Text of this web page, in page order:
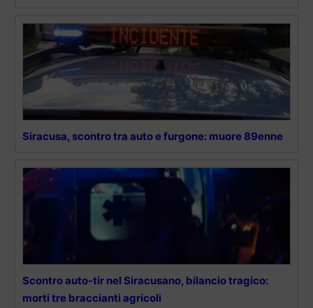
Siracusa, scontro tra auto e furgone: muore 89enne
Scontro auto-tir nel Siracusano, bilancio tragico:
morti tre braccianti agricoli